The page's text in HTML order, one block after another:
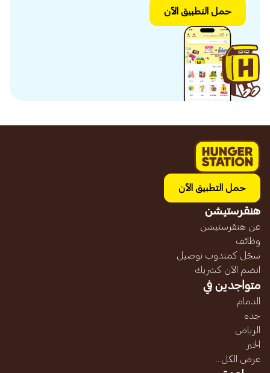
حمل التطبيق الآن
حمل التطبيق الآن
هنقرستيشن
عن هنقرستيشن
وظائف
سجّل كمندوب توصيل
انضم الآن كشريك
متواجدين في
الدمام
جده
الرياض
الخبر
عرض الكل...